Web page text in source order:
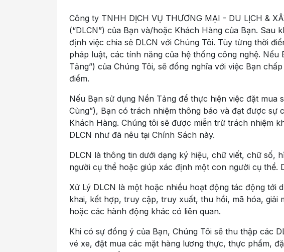
Công ty TNHH DỊCH VỤ THƯƠNG MẠI - DU LỊCH &
(“DLCN”) của Bạn và/hoặc Khách Hàng của Bạn.
định việc chia sẻ DLCN với Chúng Tôi. Tùy từng thời
pháp luật, các tính năng của hệ thống công nghệ. Nếu
Tảng”) của Chúng Tôi, sẽ đồng nghĩa với việc Bạn
điểm.
Nếu Bạn sử dụng Nền Tảng để thực hiện việc đặt mua
Cùng”), Bạn có trách nhiệm thông báo và đạt được sự
Khách Hàng. Chúng tôi sẽ được miễn trừ trách nhiệm
DLCN như đã nêu tại Chính Sách này.
DLCN là thông tin dưới dạng ký hiệu, chữ viết, chữ số,
người cụ thể hoặc giúp xác định một con người cụ thể.
Xử Lý DLCN là một hoặc nhiều hoạt động tác động
khai, kết hợp, truy cập, truy xuất, thu hồi, mã hóa, giải
hoặc các hành động khác có liên quan.
Khi có sự đồng ý của Bạn, Chúng Tôi sẽ thu thập các
vé xe, đặt mua các mặt hàng lương thực, thực phẩm,